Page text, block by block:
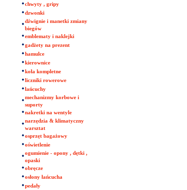
chwyty , gripy
dzwonki
dźwignie i manetki zmiany
biegów
emblematy i naklejki
gadżety na prezent
hamulce
kierownice
koła kompletne
liczniki rowerowe
łańcuchy
mechanizmy korbowe i
suporty
nakretki na wentyle
narzędzia & klimatyczny
warsztat
osprzęt bagażowy
oświetlenie
ogumienie - opony , dętki ,
opaski
obręcze
osłony łańcucha
pedały